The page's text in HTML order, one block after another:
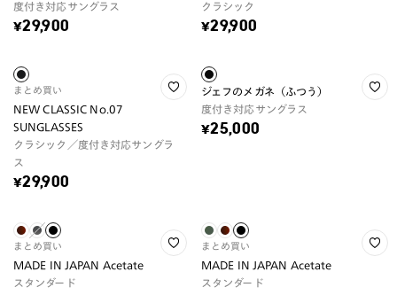
度付き対応サングラス
¥29,900
クラシック
¥29,900
まとめ買い
NEW CLASSIC No.07
SUNGLASSES
クラシック／度付き対応サングラ
ス
¥29,900
ジェフのメガネ（ふつう）
度付き対応サングラス
¥25,000
まとめ買い
MADE IN JAPAN Acetate
スタンダード
まとめ買い
MADE IN JAPAN Acetate
スタンダード